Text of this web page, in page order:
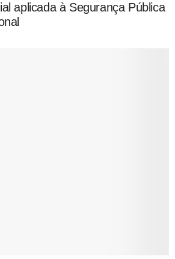
aplicada à Segurança Pública